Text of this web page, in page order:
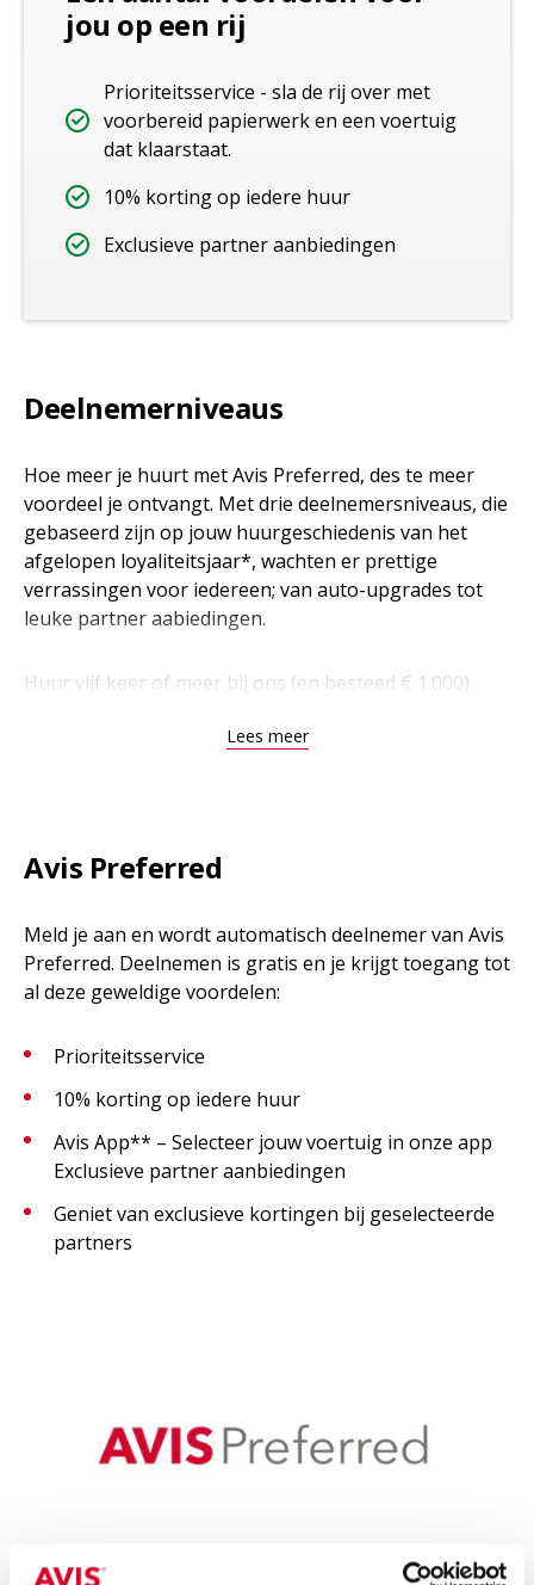
jou op een rij
Prioriteitsservice - sla de rij over met
voorbereid papierwerk en een voertuig
dat klaarstaat.
10% korting op iedere huur
Exclusieve partner aanbiedingen
Deelnemerniveaus
Hoe meer je huurt met Avis Preferred, des te meer
voordeel je ontvangt. Met drie deelnemersniveaus, die
gebaseerd zijn op jouw huurgeschiedenis van het
afgelopen loyaliteitsjaar*, wachten er prettige
verrassingen voor iedereen; van auto-upgrades tot
leuke partner aabiedingen.
Huur vijf keer of meer bij ons (en besteed € 1.000)
Avis Preferred Plus. Je krijgt dan voorrang bij
Club, te bereiken. Naast de voordelen van Avis
Preferred en Preferred Plus krijg je gegarandeerd een
voertuigupgrade bij treinstations en luchthavens – en
upgrades in het weekend, afhankelijk van
beschikbaarheid.
Als Avis Preferred-deelnemer heb je toegang tot ons
speciale Preferred-klantenserviceteam. De Preferred-
hotline is beschikbaar voor Avis Preferred-
deelnemers, waardoor je gegarandeerd snelle
Nieuwe verhuringen van Avis Preferred
eventuele ontbrekende huren in het programma in
Lees meer
Avis Preferred
Meld je aan en wordt automatisch deelnemer van Avis
Preferred. Deelnemen is gratis en je krijgt toegang tot
al deze geweldige voordelen:
Prioriteitsservice
10% korting op iedere huur
Avis App** – Selecteer jouw voertuig in onze app
Exclusieve partner aanbiedingen
Geniet van exclusieve kortingen bij geselecteerde
partners